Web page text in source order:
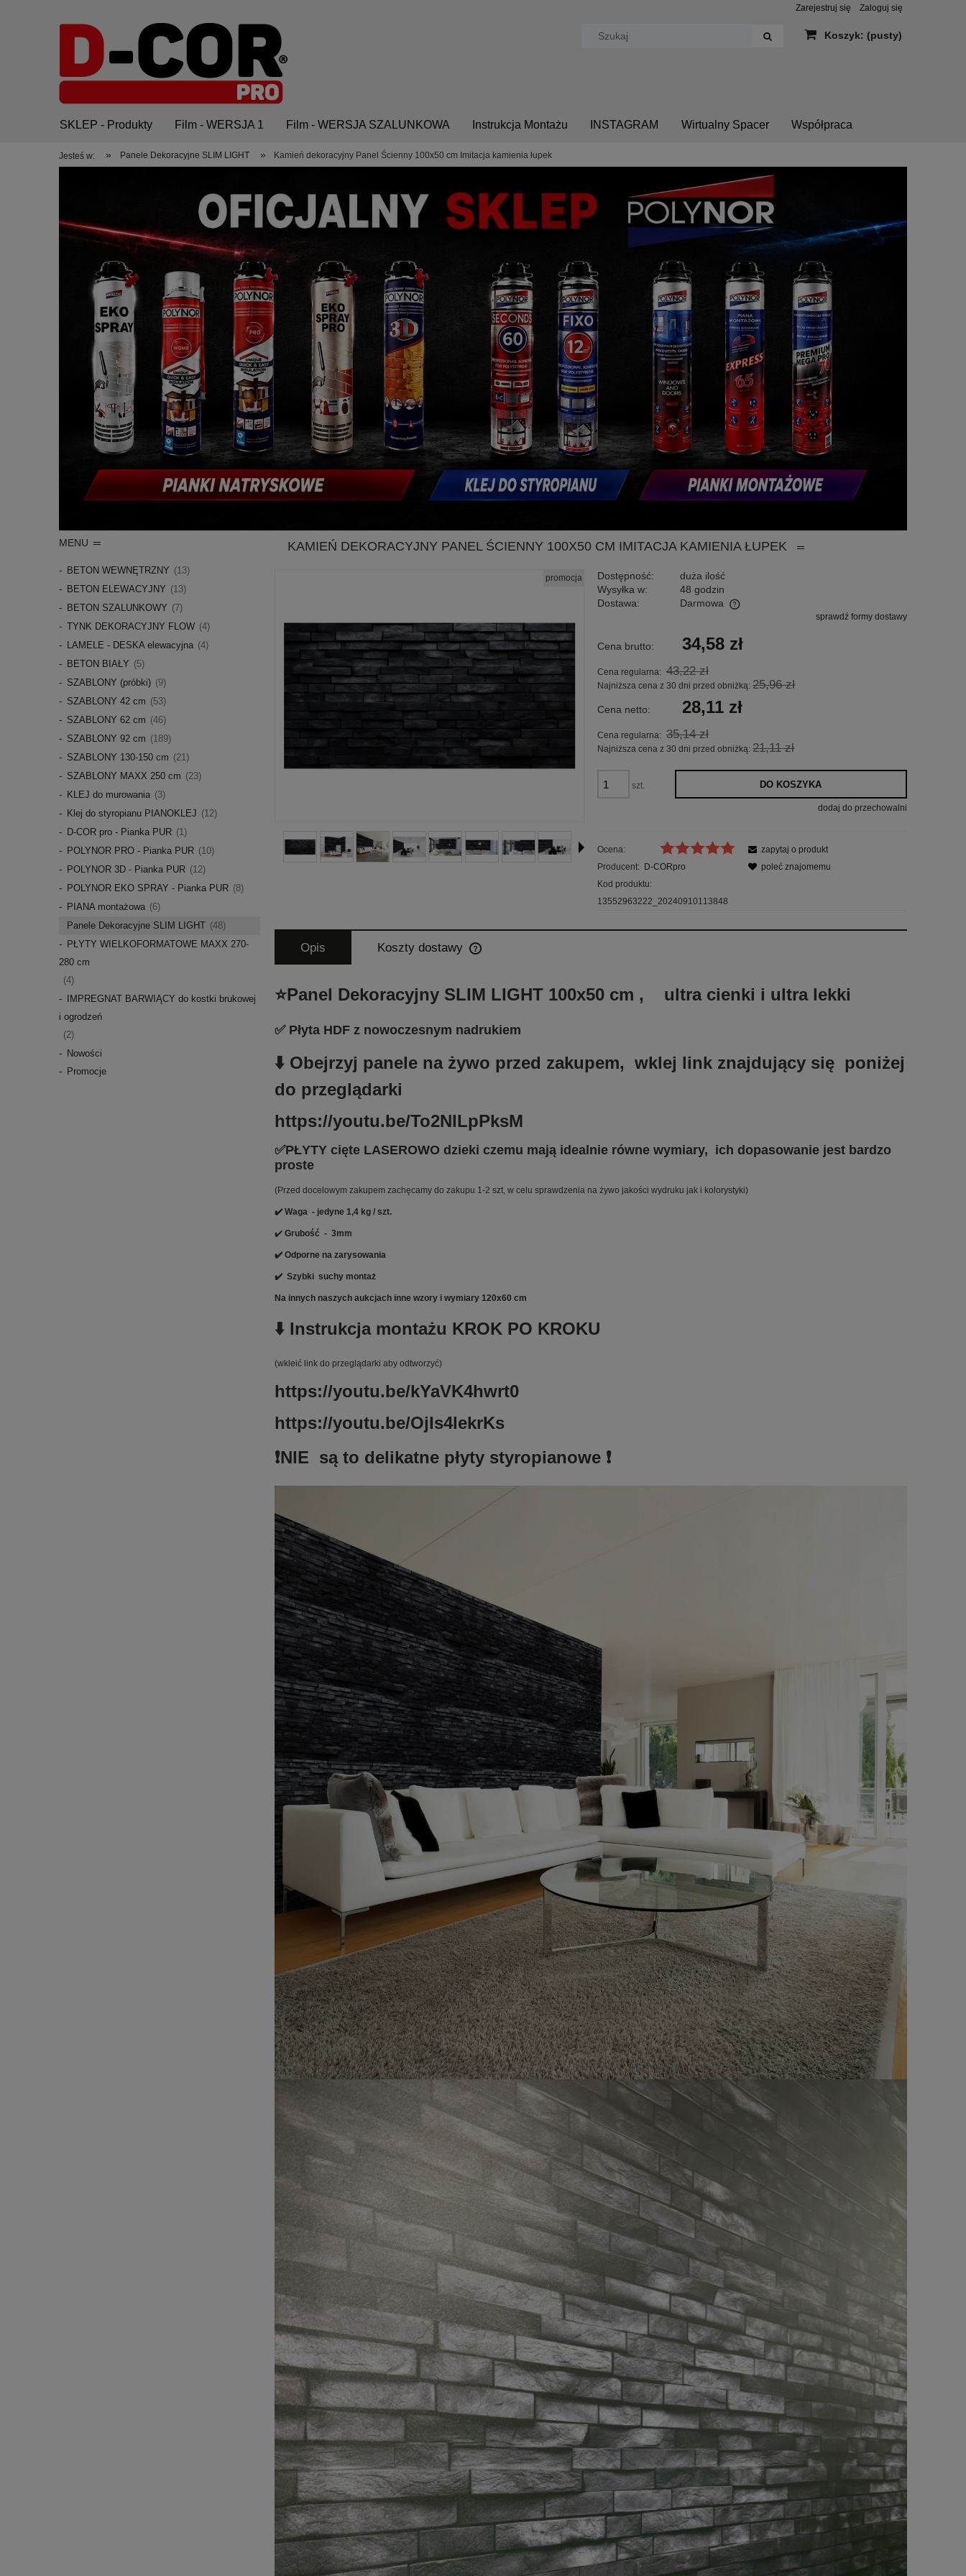
Zarejestruj się Zaloguj się
Koszyk: (pusty)
SKLEP - Produkty Film - WERSJA 1 Film - WERSJA SZALUNKOWA Instrukcja Montażu INSTAGRAM Wirtualny Spacer Współpraca
O nas Kontakt
Jesteś w: » Panele Dekoracyjne SLIM LIGHT » Kamień dekoracyjny Panel Ścienny 100x50 cm Imitacja kamienia łupek
MENU
BETON WEWNĘTRZNY (13)
BETON ELEWACYJNY (13)
BETON SZALUNKOWY (7)
TYNK DEKORACYJNY FLOW (4)
LAMELE - DESKA elewacyjna (4)
BETON BIAŁY (5)
SZABLONY (próbki) (9)
SZABLONY 42 cm (53)
SZABLONY 62 cm (46)
SZABLONY 92 cm (189)
SZABLONY 130-150 cm (21)
SZABLONY MAXX 250 cm (23)
KLEJ do murowania (3)
Klej do styropianu PIANOKLEJ (12)
D-COR pro - Pianka PUR (1)
POLYNOR PRO - Pianka PUR (10)
POLYNOR 3D - Pianka PUR (12)
POLYNOR EKO SPRAY - Pianka PUR (8)
PIANA montażowa (6)
Panele Dekoracyjne SLIM LIGHT (48)
PŁYTY WIELKOFORMATOWE MAXX 270-
280 cm
(4)
IMPREGNAT BARWIĄCY do kostki brukowej
i ogrodzeń
(2)
Nowości
Promocje
KAMIEŃ DEKORACYJNY PANEL ŚCIENNY 100X50 CM IMITACJA KAMIENIA ŁUPEK
promocja Dostępność:
duża ilość
Wysyłka w:
48 godzin
Dostawa:
Darmowa
Cena nie zawiera ewentualnych kosztów
płatności
sprawdź formy dostawy
Cena brutto: 34,58 zł
Cena regularna: 43,22 zł
Najniższa cena z 30 dni przed obniżką:25,96 zł
Cena netto: 28,11 zł
Cena regularna: 35,14 zł
Najniższa cena z 30 dni przed obniżką:21,11 zł
szt. DO KOSZYKA
dodaj do przechowalni
Ocena:
Producent: D-CORpro
Kod produktu:
13552963222_20240910113848
zapytaj o produkt
poleć znajomemu
Opis Koszty dostawy
Cena nie zawiera ewentualnych kosztów
płatności
⭐Panel Dekoracyjny SLIM LIGHT 100x50 cm , ultra cienki i ultra lekki
✅ Płyta HDF z nowoczesnym nadrukiem
⬇️ Obejrzyj panele na żywo przed zakupem, wklej link znajdujący się poniżej
do przeglądarki
https://youtu.be/To2NILpPksM
✅PŁYTY cięte LASEROWO dzieki czemu mają idealnie równe wymiary, ich dopasowanie jest bardzo
proste
(Przed docelowym zakupem zachęcamy do zakupu 1-2 szt, w celu sprawdzenia na żywo jakości wydruku jak i kolorystyki)
✔️ Waga - jedyne 1,4 kg / szt.
✔️ Grubość - 3mm
✔️ Odporne na zarysowania
✔️ Szybki suchy montaż
Na innych naszych aukcjach inne wzory i wymiary 120x60 cm
⬇️ Instrukcja montażu KROK PO KROKU
(wkleić link do przeglądarki aby odtworzyć)
https://youtu.be/kYaVK4hwrt0
https://youtu.be/OjIs4lekrKs
❗️NIE są to delikatne płyty styropianowe ❗️